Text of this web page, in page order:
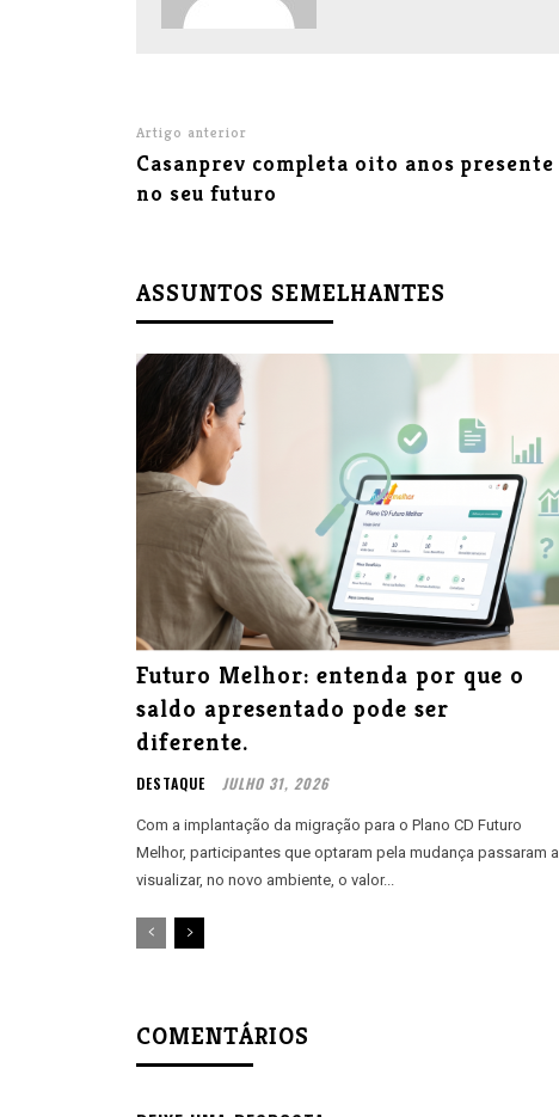
Artigo anterior
Casanprev completa oito anos presente
no seu futuro
ASSUNTOS SEMELHANTES
Futuro Melhor: entenda por que o
saldo apresentado pode ser
diferente.
DESTAQUE JULHO 31, 2026
Com a implantação da migração para o Plano CD Futuro
Melhor, participantes que optaram pela mudança passaram a
visualizar, no novo ambiente, o valor...
COMENTÁRIOS